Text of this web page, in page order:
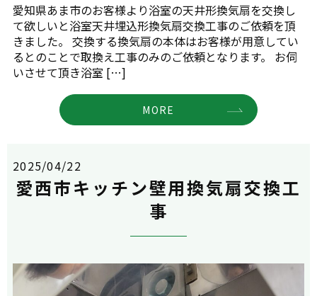
愛知県あま市のお客様より浴室の天井形換気扇を交換し
て欲しいと浴室天井埋込形換気扇交換工事のご依頼を頂
きました。 交換する換気扇の本体はお客様が用意してい
るとのことで取換え工事のみのご依頼となります。 お伺
いさせて頂き浴室 […]
MORE
2025/04/22
愛西市キッチン壁用換気扇交換工
事